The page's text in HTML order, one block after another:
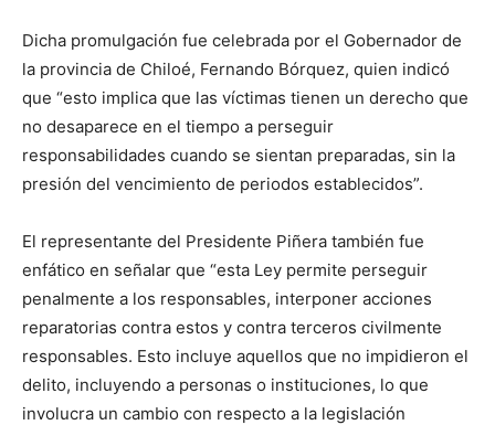
Dicha promulgación fue celebrada por el Gobernador de
la provincia de Chiloé, Fernando Bórquez, quien indicó
que “esto implica que las víctimas tienen un derecho que
no desaparece en el tiempo a perseguir
responsabilidades cuando se sientan preparadas, sin la
presión del vencimiento de periodos establecidos”.
El representante del Presidente Piñera también fue
enfático en señalar que “esta Ley permite perseguir
penalmente a los responsables, interponer acciones
reparatorias contra estos y contra terceros civilmente
responsables. Esto incluye aquellos que no impidieron el
delito, incluyendo a personas o instituciones, lo que
involucra un cambio con respecto a la legislación